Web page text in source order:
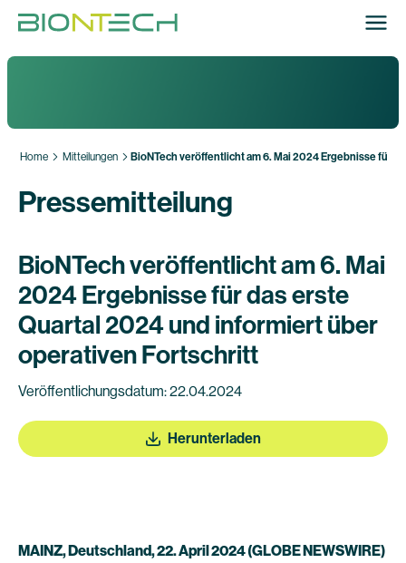
Home Mitteilungen BioNTech veröffentlicht am 6. Mai 2024 Ergebnisse für
Pressemitteilung
BioNTech veröffentlicht am 6. Mai
2024 Ergebnisse für das erste
Quartal 2024 und informiert über
operativen Fortschritt
Veröffentlichungsdatum: 22.04.2024
Herunterladen
MAINZ, Deutschland, 22. April 2024 (GLOBE NEWSWIRE)